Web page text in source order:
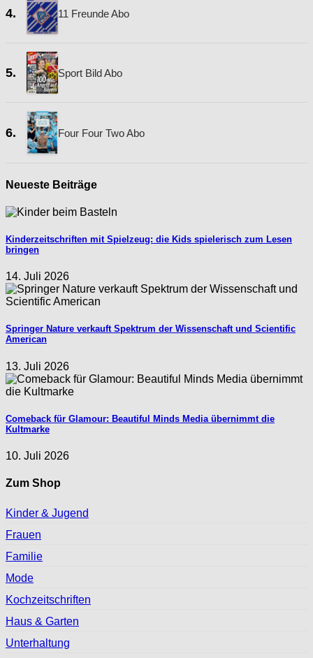
4. 11 Freunde Abo
5. Sport Bild Abo
6. Four Four Two Abo
Neueste Beiträge
Kinderzeitschriften mit Spielzeug: die Kids spielerisch zum Lesen
bringen
14. Juli 2026
Springer Nature verkauft Spektrum der Wissenschaft und Scientific
American
13. Juli 2026
Comeback für Glamour: Beautiful Minds Media übernimmt die
Kultmarke
10. Juli 2026
Zum Shop
Kinder & Jugend
Frauen
Familie
Mode
Kochzeitschriften
Haus & Garten
Unterhaltung